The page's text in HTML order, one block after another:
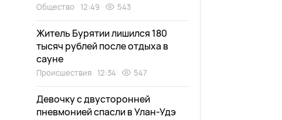
Общество 12:49 543
Житель Бурятии лишился 180
тысяч рублей после отдыха в
сауне
Происшествия 12:34 547
Девочку с двусторонней
пневмонией спасли в Улан-Удэ